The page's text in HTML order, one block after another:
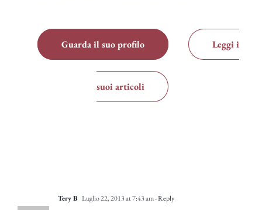
Guarda il suo profilo Leggi i
suoi articoli
Tery B Luglio 22, 2013 at 7:43 am- Reply